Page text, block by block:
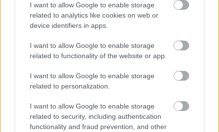
I want to allow Google to enable storage
related to analytics like cookies on web or
device identifiers in apps.
I want to allow Google to enable storage
related to functionality of the website or app.
I want to allow Google to enable storage
related to personalization.
I want to allow Google to enable storage
related to security, including authentication
functionality and fraud prevention, and other
Így gondoskodj távirányítós autódról, hogy sokáig
hibátlanul működjön
A távirányítós autók világa sokak számára a
szórakozás ...